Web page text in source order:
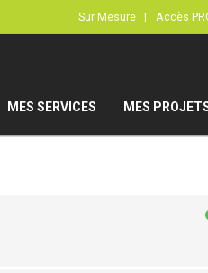
Sur Mesure | Accès
MES SERVICES MES